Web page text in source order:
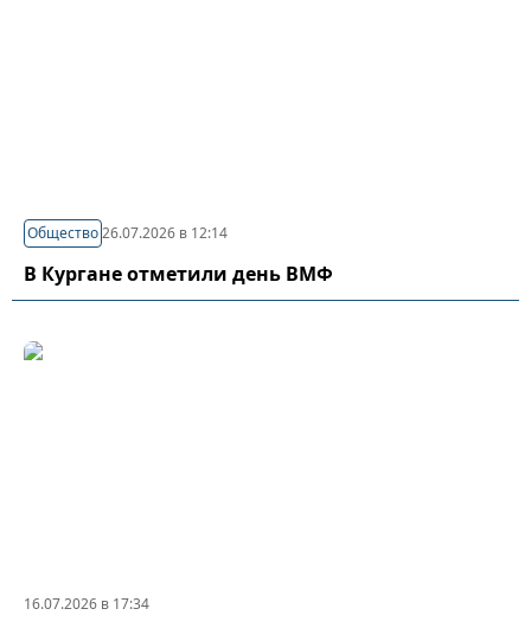
Общество26.07.2026 в 12:14
В Кургане отметили день ВМФ
16.07.2026 в 17:34